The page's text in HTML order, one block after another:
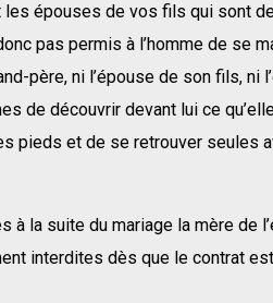
les épouses de vos fils qui sont
pas permis à l’homme de se
père, ni l’épouse de son fils,
de découvrir devant lui ce
pieds et de se retrouver seules
à la suite du mariage la mère de
interdites dès que le contrat